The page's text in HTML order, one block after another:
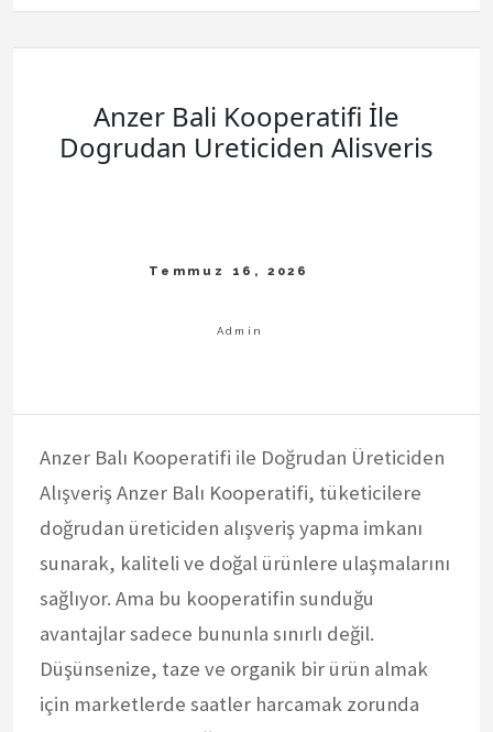
Hizmetinde
Anzer Bali Kooperatifi İle
Dogrudan Ureticiden Alisveris
Anzer Balı Kooperatifi ile Doğrudan Üreticiden
Alışveriş Anzer Balı Kooperatifi, tüketicilere
doğrudan üreticiden alışveriş yapma imkanı
sunarak, kaliteli ve doğal ürünlere ulaşmalarını
sağlıyor. Ama bu kooperatifin sunduğu
avantajlar sadece bununla sınırlı değil.
Düşünsenize, taze ve organik bir ürün almak
için marketlerde saatler harcamak zorunda